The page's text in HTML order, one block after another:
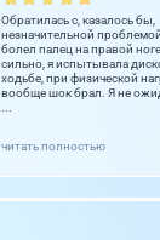
Обратилась с, казалось бы,
незначительной
болел палец на правой
сильно, я испытывала
ходьбе, при физической
вообще шок брал. Я не
читать полностью